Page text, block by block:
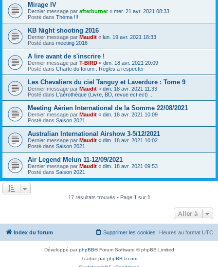
Mirage IV
Dernier message par afterburner« mer. 21 avr. 2021 08:33
Posté dans Théma !!!
KB Night shooting 2016
Dernier message par Maudit « lun. 19 avr. 2021 18:33
Posté dans meeting 2016
A lire avant de s'inscrire !
Dernier message par T-BIRD « dim. 18 avr. 2021 20:09
Posté dans Charte du forum : Règles à respecter
Les Chevaliers du ciel Tanguy et Laverdure : Tome 9
Dernier message par Maudit « dim. 18 avr. 2021 11:33
Posté dans L'aérothèque (Livre, BD, revue ect ect) ...
Meeting Aérien International de la Somme 22/08/2021
Dernier message par Maudit « dim. 18 avr. 2021 10:09
Posté dans Saison 2021
Australian International Airshow 3-5/12/2021
Dernier message par Maudit « dim. 18 avr. 2021 10:02
Posté dans Saison 2021
Air Legend Melun 11-12/09/2021
Dernier message par Maudit « dim. 18 avr. 2021 09:53
Posté dans Saison 2021
17 résultats trouvés • Page 1 sur 1
Aller à
Index du forum Heures au format UTC
Supprimer les cookies
Développé parphpBB® Forum Software © phpBB Limited
Traduit parphpBB-fr.com